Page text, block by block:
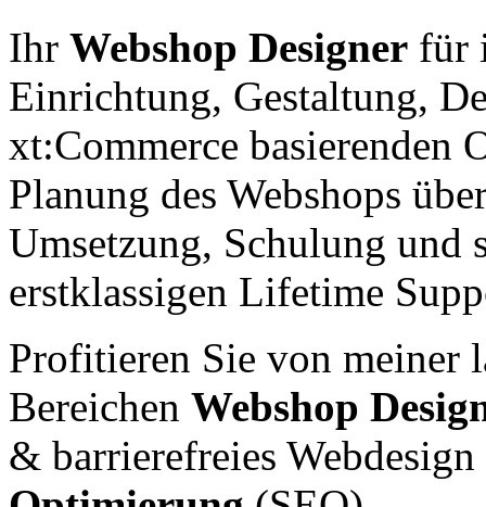
Ihr Webshop Designer für
Einrichtung, Gestaltung,
xt:Commerce basierenden
Planung des Webshops
Umsetzung, Schulung und
erstklassigen Lifetime
Profitieren Sie von meiner
Bereichen Webshop
& barrierefreies